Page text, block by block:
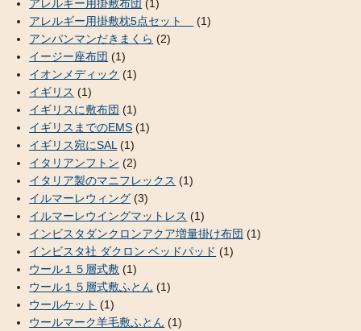
アレルギー用掛敷布団 (1)
アレルギー用掛敷枕5点セット
(1)
アンパンマンだきまくら (2)
イージー座布団 (1)
イオンメディック (1)
イギリス (1)
イギリスに敷布団 (1)
イギリスまでのEMS (1)
イギリス宛にSAL(1)
イタリアンフトン (2)
イタリア製のマニフレックス (1)
イルマーレウィング (3)
イルマーレウイングマットレス (1)
インビスタダンクロンアクア増量掛け布団 (1)
インビスタ社 ダクロン ベッドパッド (1)
ウール１５層式敷 (1)
ウール１５層式敷ふとん (1)
ウールケット (1)
ウールマーク羊毛敷ふとん (1)